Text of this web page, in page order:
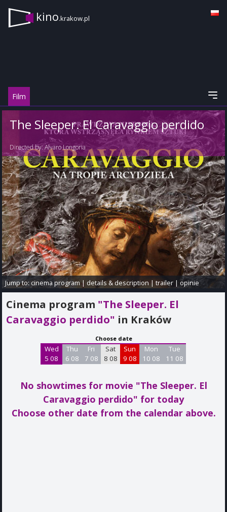
kino.krakow.pl
Film
The Sleeper. El Caravaggio perdido
Directed by:Alvaro Longoria
Jump to:cinema program| details & description|trailer |opinie
Cinema program "The Sleeper. El
Caravaggio perdido" in Kraków
Choose date
Wed
5 08
Thu
6 08
Fri
7 08
Sat
8 08
Sun
9 08
Mon
10 08
Tue
11 08
No showtimes for movie "The Sleeper. El
Caravaggio perdido" for today
Choose other date from the calendar above.